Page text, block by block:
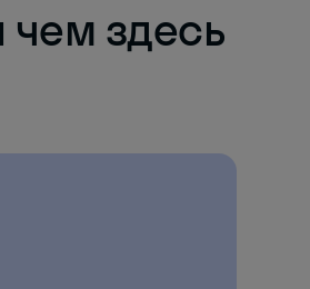
чем здесь